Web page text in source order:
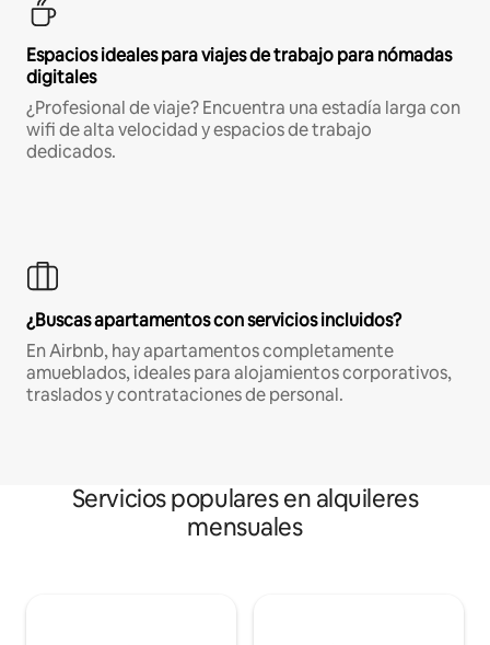
Espacios ideales para viajes de trabajo para nómadas
digitales
¿Profesional de viaje? Encuentra una estadía larga con
wifi de alta velocidad y espacios de trabajo
dedicados.
¿Buscas apartamentos con servicios incluidos?
En Airbnb, hay apartamentos completamente
amueblados, ideales para alojamientos corporativos,
traslados y contrataciones de personal.
Servicios populares en alquileres
mensuales